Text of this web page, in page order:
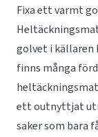
Fixa ett varmt
golvet i källaren
finns många
ett outnyttjat
saker som bara